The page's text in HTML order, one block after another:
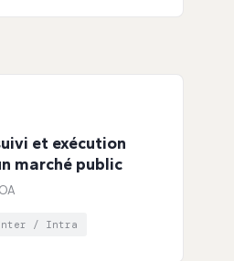
et exécution
marché public
/ Intra